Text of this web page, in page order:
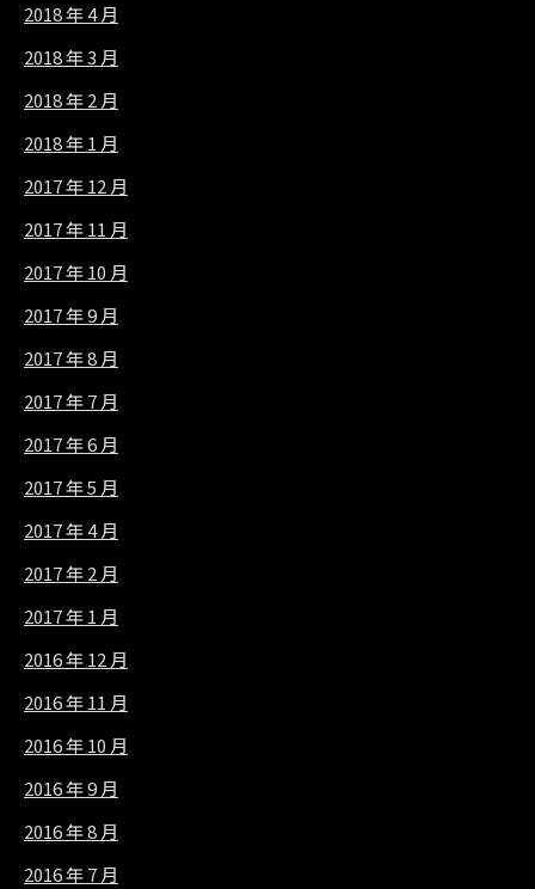
2018 年 4 月
2018 年 3 月
2018 年 2 月
2018 年 1 月
2017 年 12 月
2017 年 11 月
2017 年 10 月
2017 年 9 月
2017 年 8 月
2017 年 7 月
2017 年 6 月
2017 年 5 月
2017 年 4 月
2017 年 2 月
2017 年 1 月
2016 年 12 月
2016 年 11 月
2016 年 10 月
2016 年 9 月
2016 年 8 月
2016 年 7 月